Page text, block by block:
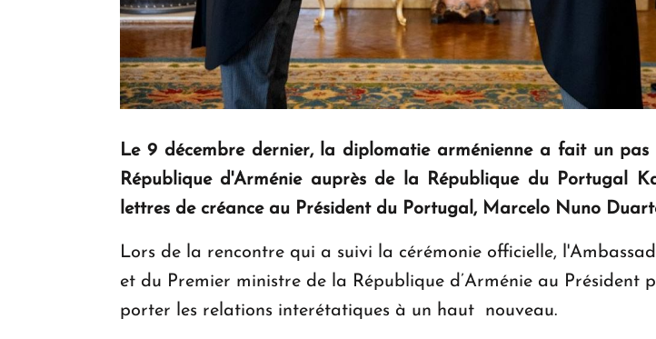
Le 9 décembre dernier, la diplomatie arménienne a fait un
République d'Arménie auprès de la République du Portugal
lettres de créance au Président du Portugal, Marcelo Nuno
Lors de la rencontre qui a suivi la cérémonie officielle,
et du Premier ministre de la République d’Arménie au
porter les relations interétatiques à un haut nouveau.